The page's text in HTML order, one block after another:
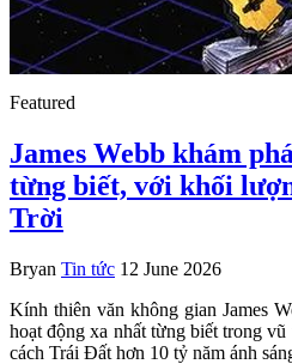
Featured
James Webb khám
từng biết, với khối
Trời
Bryan Tin tức 12 June 2026
Kính thiên văn không gian James
hoạt động xa nhất từng biết trong
cách Trái Đất hơn 10 tỷ năm ánh